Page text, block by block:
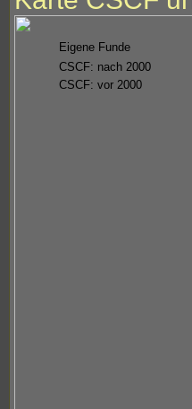
Eigene Funde
CSCF: nach 2000
CSCF: vor 2000